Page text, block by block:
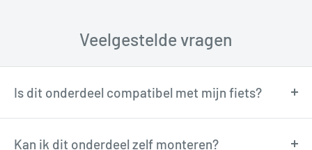
Veelgestelde vragen
Is dit onderdeel compatibel met mijn fiets?
Onze fietstechnici kunnen je adviseren over
compatibiliteit. Neem contact op via
Kan ik dit onderdeel zelf monteren?